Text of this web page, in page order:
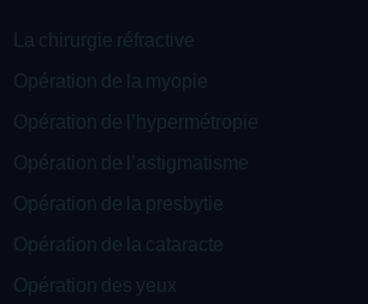
La chirurgie réfractive
Opération de la myopie
Opération de l’hypermétropie
Opération de l’astigmatisme
Opération de la presbytie
Opération de la cataracte
Opération des yeux